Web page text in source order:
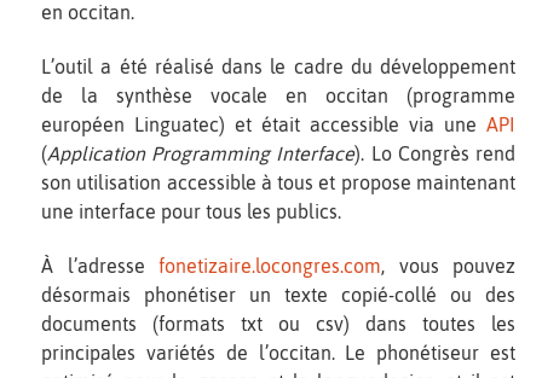
en occitan.
L’outil a été réalisé dans le cadre du développement
de la synthèse vocale en occitan (programme
européen Linguatec) et était accessible via une API
(Application Programming Interface). Lo Congrès rend
son utilisation accessible à tous et propose maintenant
une interface pour tous les publics.
À l’adresse fonetizaire.locongres.com, vous pouvez
désormais phonétiser un texte copié-collé ou des
documents (formats txt ou csv) dans toutes les
principales variétés de l’occitan. Le phonétiseur est